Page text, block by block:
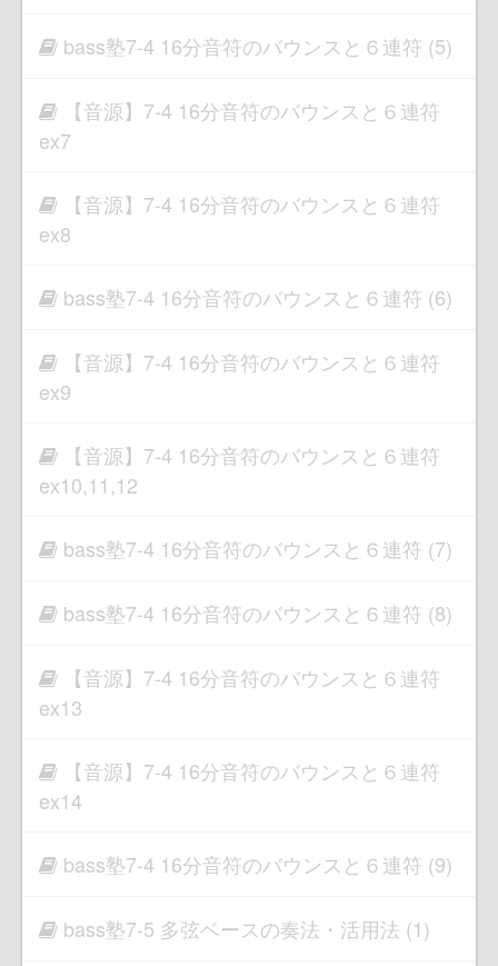
bass塾7-4 16分音符のバウンスと６連符 (5)
【音源】7-4 16分音符のバウンスと６連符
ex7
【音源】7-4 16分音符のバウンスと６連符
ex8
bass塾7-4 16分音符のバウンスと６連符 (6)
【音源】7-4 16分音符のバウンスと６連符
ex9
【音源】7-4 16分音符のバウンスと６連符
ex10,11,12
bass塾7-4 16分音符のバウンスと６連符 (7)
bass塾7-4 16分音符のバウンスと６連符 (8)
【音源】7-4 16分音符のバウンスと６連符
ex13
【音源】7-4 16分音符のバウンスと６連符
ex14
bass塾7-4 16分音符のバウンスと６連符 (9)
bass塾7-5 多弦ベースの奏法・活用法 (1)